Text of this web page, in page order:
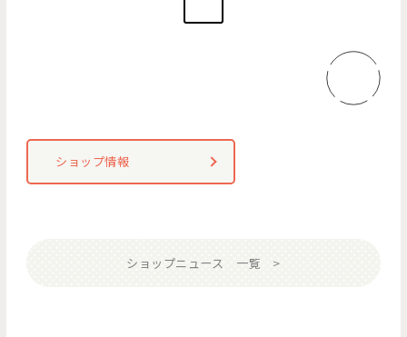
ショップ情報
ショップニュース 一覧